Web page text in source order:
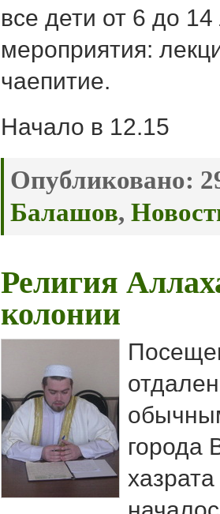
все дети от 6 до
мероприятия:
чаепитие.
Начало в 12.15
Опубликовано:
Балашов,
Религия
колонии
города